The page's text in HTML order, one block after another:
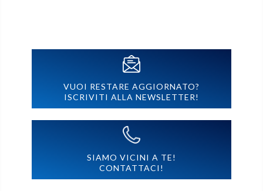
VUOI RESTARE AGGIORNATO?
ISCRIVITI ALLA NEWSLETTER!
SIAMO VICINI A TE!
CONTATTACI!